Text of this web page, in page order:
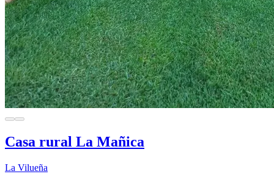
Casa rural La Mañica
La Vilueña